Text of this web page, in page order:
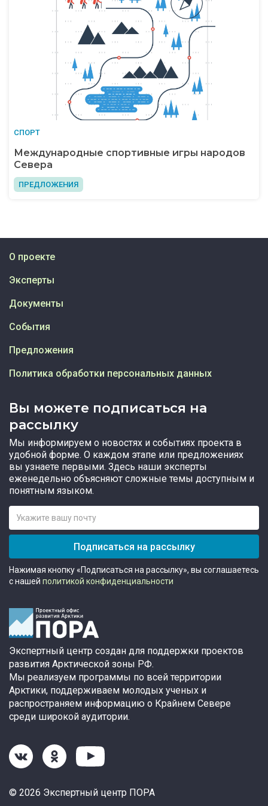
СПОРТ
Международные спортивные игры народов
Севера
ПРЕДЛОЖЕНИЯ
Вы можете подписаться на
рассылку
Мы информируем о новостях и событиях проекта в
удобной форме. О каждом этапе или предложениях
вы узнаете первыми. Здесь наши эксперты
еженедельно объясняют сложные темы доступным и
понятным языком.
Подписаться на рассылку
Нажимая кнопку «Подписаться на рассылку», вы соглашаетесь
с нашей политикой конфиденциальности
О проекте
Эксперты
Документы
События
Предложения
Политика обработки персональных данных
Экспертный центр создан для поддержки проектов
развития Арктической зоны РФ.
Мы реализуем программы по всей территории
Арктики, поддерживаем молодых ученых и
распространяем информацию о Крайнем Севере
среди широкой аудитории.
© 2026 Экспертный центр ПОРА